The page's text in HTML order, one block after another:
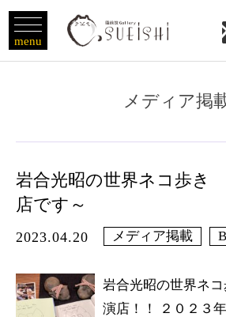
menu
メディア掲
岩合光昭の世界ネコ歩
店です～
2023.04.20 メディア掲載
岩合光昭の世界ネ
演店！！ ２０２３